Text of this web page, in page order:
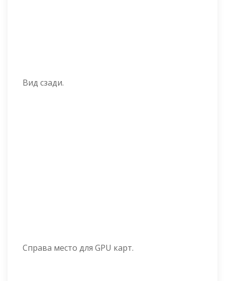
Вид сзади.
Справа место для GPU карт.